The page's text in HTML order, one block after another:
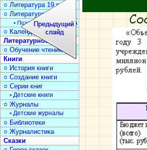
○ Литература 19 века
○ Литература 20 века
• Поэзия Серебрян. века
○ Календарь дат
Литературное чтение
○ Обучение чтению
Книги
○ История книги
○ Создание книги
○ Серии книг
▫ Детские книги
○ Журналы
▫ Детские журналы
○ Библиотеки
○ Журналистика
Сказки